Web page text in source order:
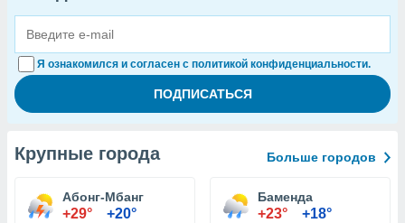
Я ознакомился и согласен с политикой конфиденциальности.
Крупные города Больше городов
Абонг-Мбанг
+29° +20°
Баменда
+23° +18°